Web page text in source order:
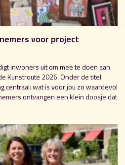
voor project
inwoners uit om mee te doen aan
Kunstroute 2026. Onder de titel
centraal: wat is voor jou zo waardevol
ontvangen een klein doosje dat